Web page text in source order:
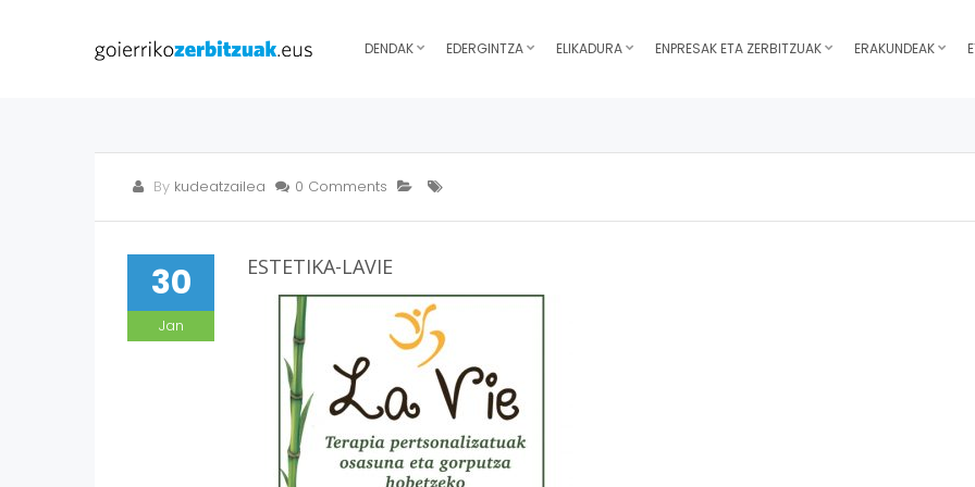
DENDAK EDERGINTZA ELIKADURA ENPRESAK ETA ZERBITZUAK ERAKUNDEAK
By kudeatzailea 0 Comments
30
Jan
ESTETIKA-LAVIE